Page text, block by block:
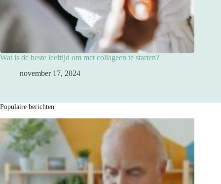
Wat is de beste leeftijd om met collageen te starten?
november 17, 2024
Populaire berichten